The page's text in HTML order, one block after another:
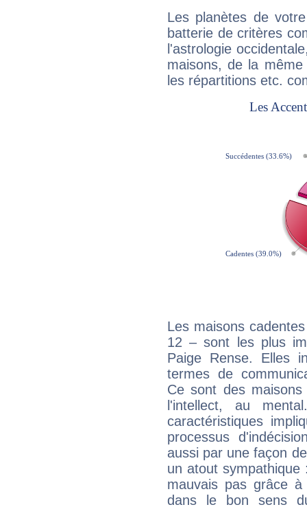
Les planètes de
batterie de critères
l'astrologie
maisons, de la
les répartitions etc.
Les maisons
12 – sont les plus
Paige Rense. Elles
termes de
Ce sont des
l'intellect, au
caractéristiques
processus
aussi par une façon
un atout
mauvais pas grâce
dans le bon sens